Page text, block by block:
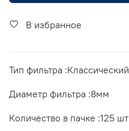
В избранное
Тип фильтра :Классический
Диаметр фильтра :8мм
Количество в пачке :125 шт